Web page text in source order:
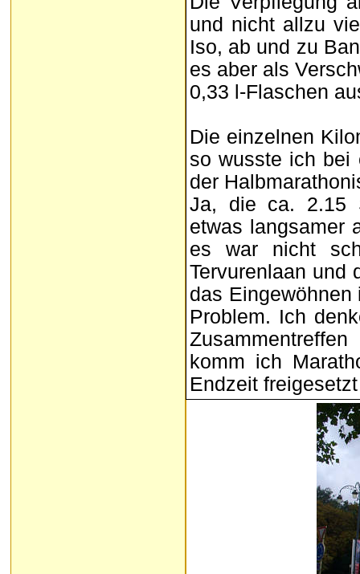
und nicht allzu
Iso, ab und zu
es aber als
0,33 l-Flaschen
Die einzelnen
so wusste ich bei
der
Ja, die ca. 2.15
etwas langsamer
es war nicht
Tervurenlaan und
das
Problem. Ich
komm ich
Endzeit